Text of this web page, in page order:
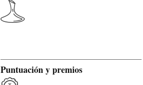
Puntuación y premios